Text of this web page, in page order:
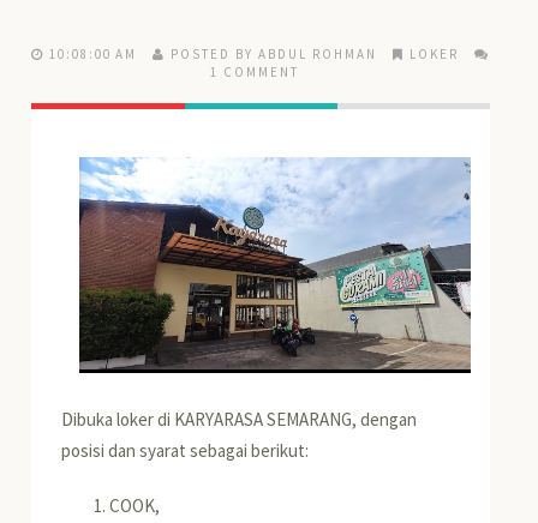
10:08:00 AM POSTED BY ABDUL ROHMAN
LOKER
1 COMMENT
Dibuka loker di KARYARASA SEMARANG, dengan
posisi dan syarat sebagai berikut:
COOK,